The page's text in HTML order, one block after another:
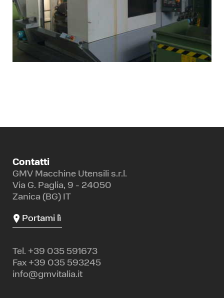
Contatti
GMV Macchine Utensili s.r.l.
Via G. Paglia, 9 - 24050
Zanica (BG) IT
Portami lì
Tel. +39 035 591673
Fax +39 035 593245
info@gmvitalia.it